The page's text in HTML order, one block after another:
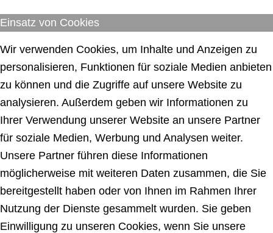
Einsatz von Cookies
Wir verwenden Cookies, um Inhalte und Anzeigen zu
personalisieren, Funktionen für soziale Medien anbieten
zu können und die Zugriffe auf unsere Website zu
analysieren. Außerdem geben wir Informationen zu
Ihrer Verwendung unserer Website an unsere Partner
für soziale Medien, Werbung und Analysen weiter.
Unsere Partner führen diese Informationen
möglicherweise mit weiteren Daten zusammen, die Sie
bereitgestellt haben oder von Ihnen im Rahmen Ihrer
Nutzung der Dienste gesammelt wurden. Sie geben
Einwilligung zu unseren Cookies, wenn Sie unsere